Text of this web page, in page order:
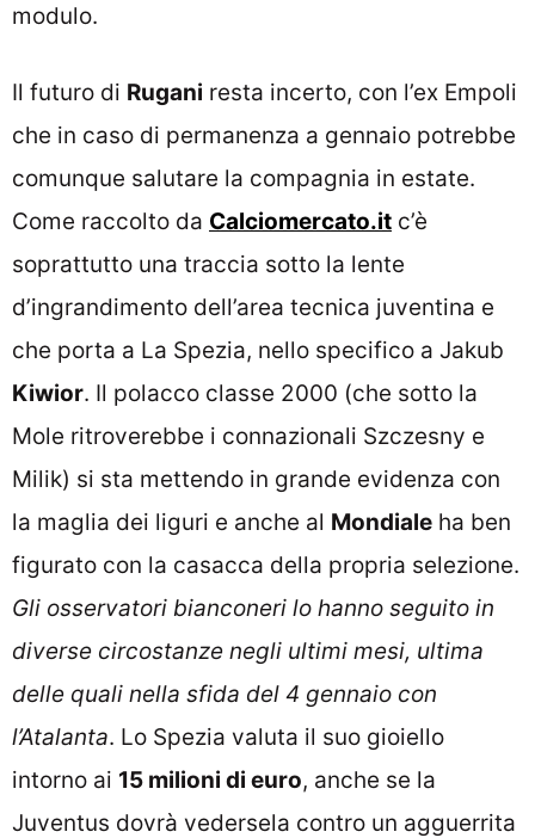
modulo.
Il futuro di Rugani resta incerto, con l’ex Empoli
che in caso di permanenza a gennaio potrebbe
comunque salutare la compagnia in estate.
Come raccolto da Calciomercato.it c’è
soprattutto una traccia sotto la lente
d’ingrandimento dell’area tecnica juventina e
che porta a La Spezia, nello specifico a Jakub
Kiwior. Il polacco classe 2000 (che sotto la
Mole ritroverebbe i connazionali Szczesny e
Milik) si sta mettendo in grande evidenza con
la maglia dei liguri e anche al Mondiale ha ben
figurato con la casacca della propria selezione.
Gli osservatori bianconeri lo hanno seguito in
diverse circostanze negli ultimi mesi, ultima
delle quali nella sfida del 4 gennaio con
l’Atalanta. Lo Spezia valuta il suo gioiello
intorno ai 15 milioni di euro, anche se la
Juventus dovrà vedersela contro un agguerrita